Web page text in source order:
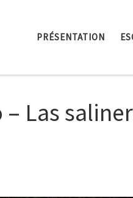
PRÉSENTATION
Las